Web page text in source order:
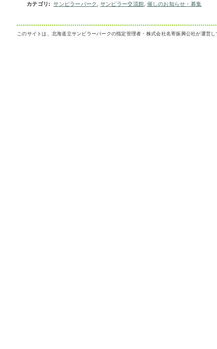
カテゴリ : サンピラーパーク サンピラー交流館 催しのお知らせ・募集
このサイトは、北海道立サンピラーパークの指定管理者・株式会社名寄振興公社が運営